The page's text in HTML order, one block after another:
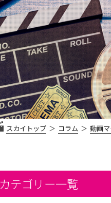
スカイトップ コラム 動画
カテゴリー一覧